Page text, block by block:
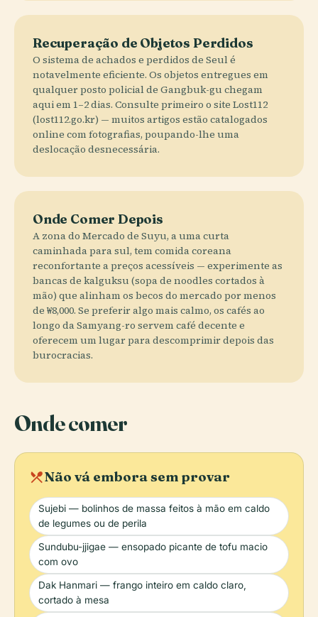
Recuperação de Objetos Perdidos
O sistema de achados e perdidos de Seul é
notavelmente eficiente. Os objetos entregues em
qualquer posto policial de Gangbuk-gu chegam
aqui em 1–2 dias. Consulte primeiro o site Lost112
(lost112.go.kr) — muitos artigos estão catalogados
online com fotografias, poupando-lhe uma
deslocação desnecessária.
Onde Comer Depois
A zona do Mercado de Suyu, a uma curta
caminhada para sul, tem comida coreana
reconfortante a preços acessíveis — experimente as
bancas de kalguksu (sopa de noodles cortados à
mão) que alinham os becos do mercado por menos
de ₩8,000. Se preferir algo mais calmo, os cafés ao
longo da Samyang-ro servem café decente e
oferecem um lugar para descomprimir depois das
burocracias.
Onde comer
local_diningNão vá embora sem provar
Sujebi — bolinhos de massa feitos à mão em caldo
de legumes ou de perila
Sundubu-jjigae — ensopado picante de tofu macio
com ovo
Dak Hanmari — frango inteiro em caldo claro,
cortado à mesa